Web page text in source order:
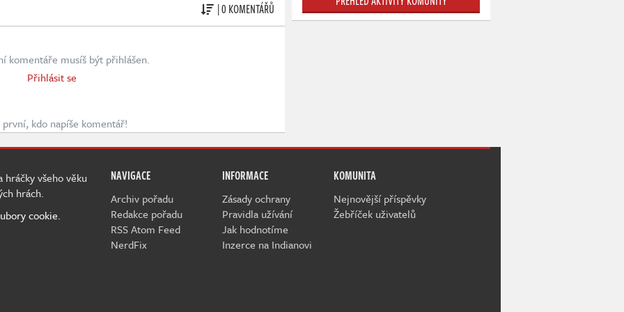
| 0 KOMENTÁŘŮ
komentáře musíš být přihlášen.
Přihlásit se
kdo napíše komentář!
NAVIGACE
Archiv pořadu
Redakce pořadu
RSS Atom Feed
NerdFix
INFORMACE
Zásady ochrany
Pravidla užívání
Jak hodnotíme
Inzerce na Indianovi
KOMUNITA
Nejnovější příspěvky
Žebříček uživatelů
všeho věku
hrách.
cookie.